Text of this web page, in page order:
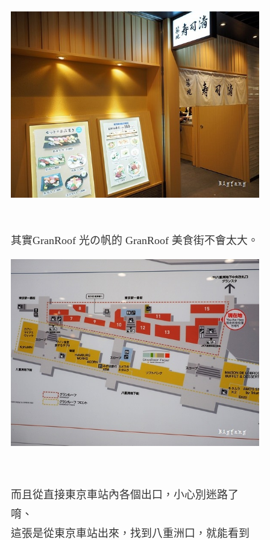
其實GranRoof 光の帆的 GranRoof 美食街不會太大。
而且從直接東京車站內各個出口，小心別迷路了
唷、
這張是從東京車站出來，找到八重洲口，就能看到